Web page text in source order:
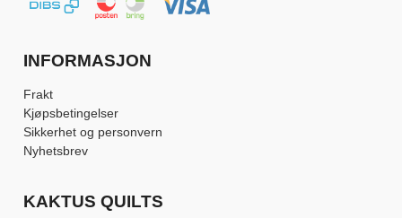
INFORMASJON
Frakt
Kjøpsbetingelser
Sikkerhet og personvern
Nyhetsbrev
KAKTUS QUILTS